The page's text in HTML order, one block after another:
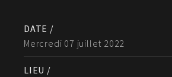
DATE /
Mercredi 07 juillet 2022
LIEU /